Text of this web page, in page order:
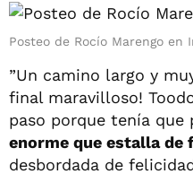
Posteo de Rocío Marengo en
”Un camino largo y
final maravilloso!
paso porque tenía que
enorme que estalla de
desbordada de